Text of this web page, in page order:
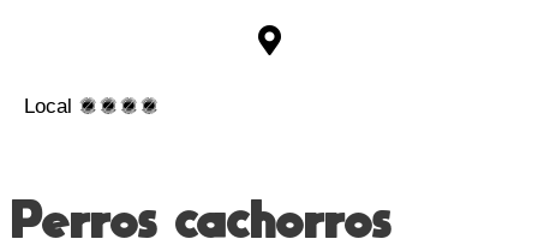
Local 1144
Perros cachorros